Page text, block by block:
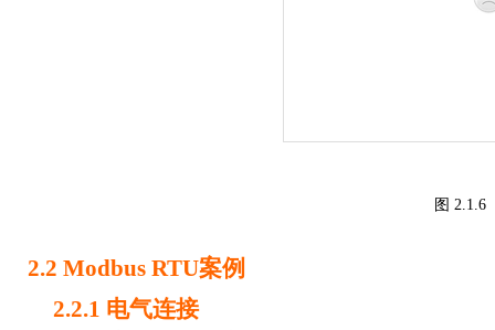
图 2.1.6
2.2 Modbus RTU案例
2.2.1 电气连接